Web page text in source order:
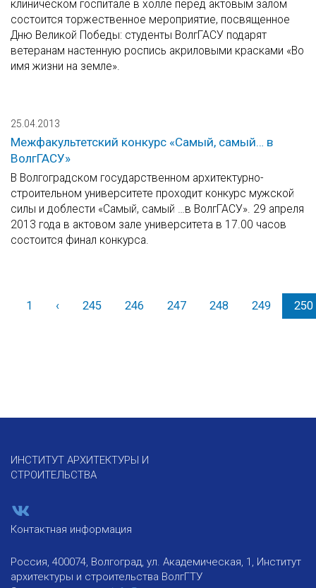
клиническом госпитале в холле перед актовым залом
состоится торжественное мероприятие, посвященное
Дню Великой Победы: студенты ВолгГАСУ подарят
ветеранам настенную роспись акриловыми красками «Во
имя жизни на земле».
25.04.2013
Межфакультетский конкурс «Самый, самый… в
ВолгГАСУ»
В Волгоградском государственном архитектурно-
строительном университете проходит конкурс мужской
силы и доблести «Самый, самый …в ВолгГАСУ». 29 апреля
2013 года в актовом зале университета в 17.00 часов
состоится финал конкурса.
1 ‹Назад245 246 247 248 249 250
ИНСТИТУТ АРХИТЕКТУРЫ И
СТРОИТЕЛЬСТВА
Контактная информация
Россия, 400074, Волгоград, ул. Академическая, 1, Институт
архитектуры и строительства ВолгГТУ